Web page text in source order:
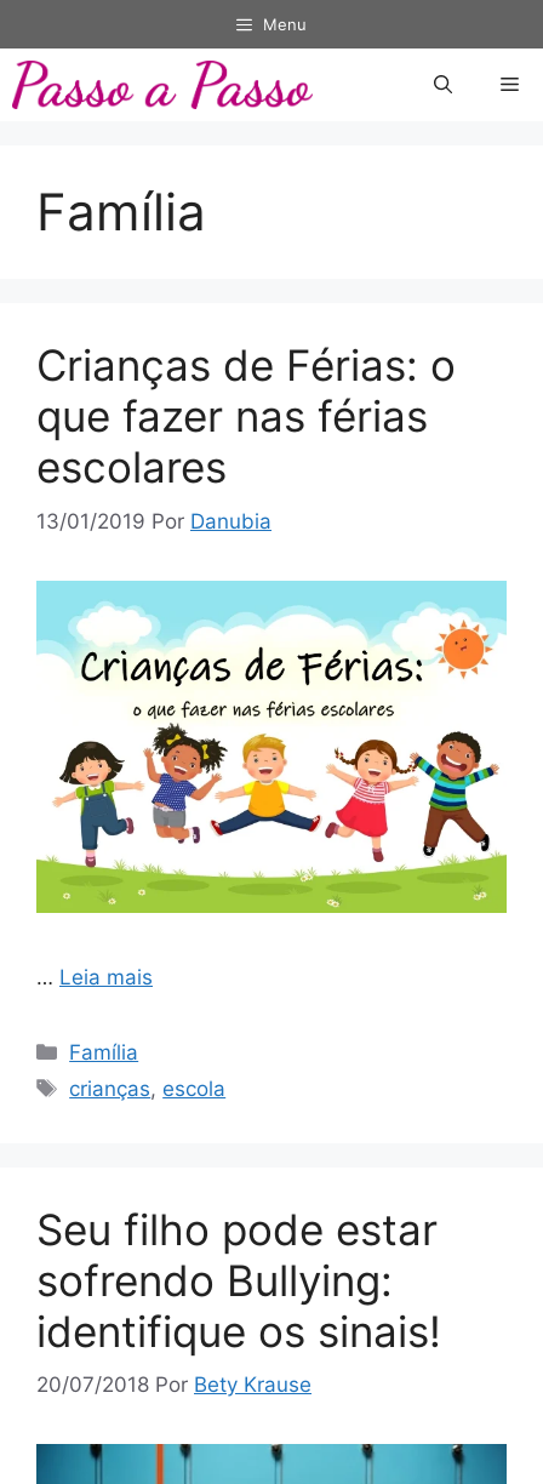
para
conteúdo
Menu
Família
Crianças de Férias: o
que fazer nas férias
escolares
13/01/2019 Por Danubia
… Leia mais
Categorias
Família
Tags
crianças, escola
Seu filho pode estar
sofrendo Bullying:
identifique os sinais!
20/07/2018 Por Bety Krause